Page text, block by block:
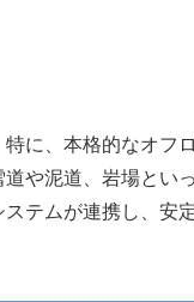
に、本格的なオフ
や泥道、岩場とい
テムが連携し、安